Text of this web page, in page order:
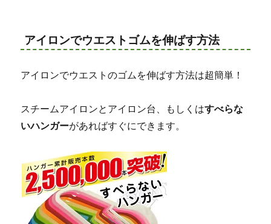
アイロンでウエストゴムを伸ばす方法
アイロンでウエストのゴムを伸ばす方法は超簡単！
スチームアイロンとアイロン台、もしくはすべらな
いハンガーがあればすぐにできます。